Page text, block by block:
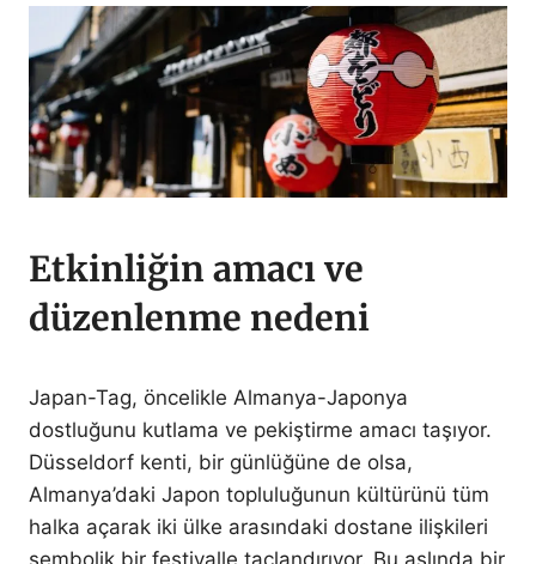
Etkinliğin amacı ve
düzenlenme nedeni
Japan-Tag, öncelikle Almanya-Japonya
dostluğunu kutlama ve pekiştirme amacı taşıyor.
Düsseldorf kenti, bir günlüğüne de olsa,
Almanya’daki Japon topluluğunun kültürünü tüm
halka açarak iki ülke arasındaki dostane ilişkileri
sembolik bir festivalle taçlandırıyor. Bu aslında bir